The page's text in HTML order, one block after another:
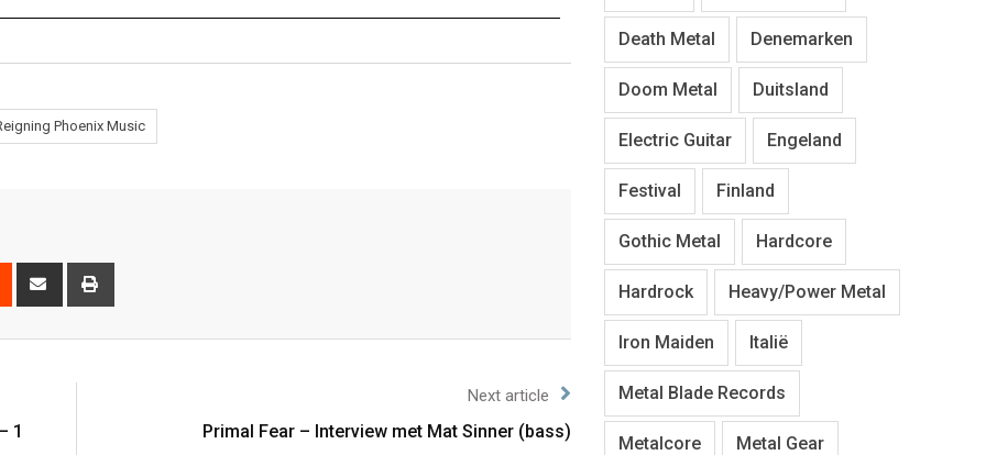
Phoenix Music
1
Next article
Primal Fear – Interview met Mat Sinner (bass)
Death Metal Denemarken
Doom Metal Duitsland
Electric Guitar Engeland
Festival Finland
Gothic Metal Hardcore
Hardrock Heavy/Power Metal
Iron Maiden Italië
Metal Blade Records
Metalcore Metal Gear